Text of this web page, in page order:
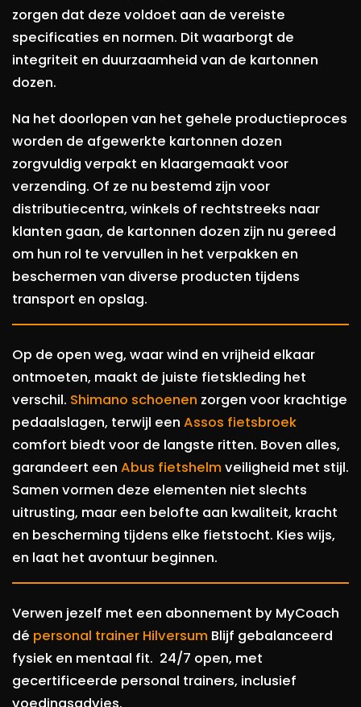
zorgen dat deze voldoet aan de vereiste
specificaties en normen. Dit waarborgt de
integriteit en duurzaamheid van de kartonnen
dozen.
Na het doorlopen van het gehele productieproces
worden de afgewerkte kartonnen dozen
zorgvuldig verpakt en klaargemaakt voor
verzending. Of ze nu bestemd zijn voor
distributiecentra, winkels of rechtstreeks naar
klanten gaan, de kartonnen dozen zijn nu gereed
om hun rol te vervullen in het verpakken en
beschermen van diverse producten tijdens
transport en opslag.
Op de open weg, waar wind en vrijheid elkaar
ontmoeten, maakt de juiste fietskleding het
verschil. Shimano schoenen zorgen voor krachtige
pedaalslagen, terwijl een Assos fietsbroek
comfort biedt voor de langste ritten. Boven alles,
garandeert een Abus fietshelm veiligheid met stijl.
Samen vormen deze elementen niet slechts
uitrusting, maar een belofte aan kwaliteit, kracht
en bescherming tijdens elke fietstocht. Kies wijs,
en laat het avontuur beginnen.
Verwen jezelf met een abonnement by MyCoach
dé personal trainer Hilversum Blijf gebalanceerd
fysiek en mentaal fit. 24/7 open, met
gecertificeerde personal trainers, inclusief
voedingsadvies.